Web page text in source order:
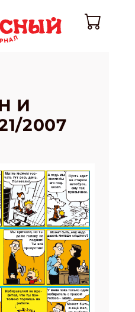
И
2007